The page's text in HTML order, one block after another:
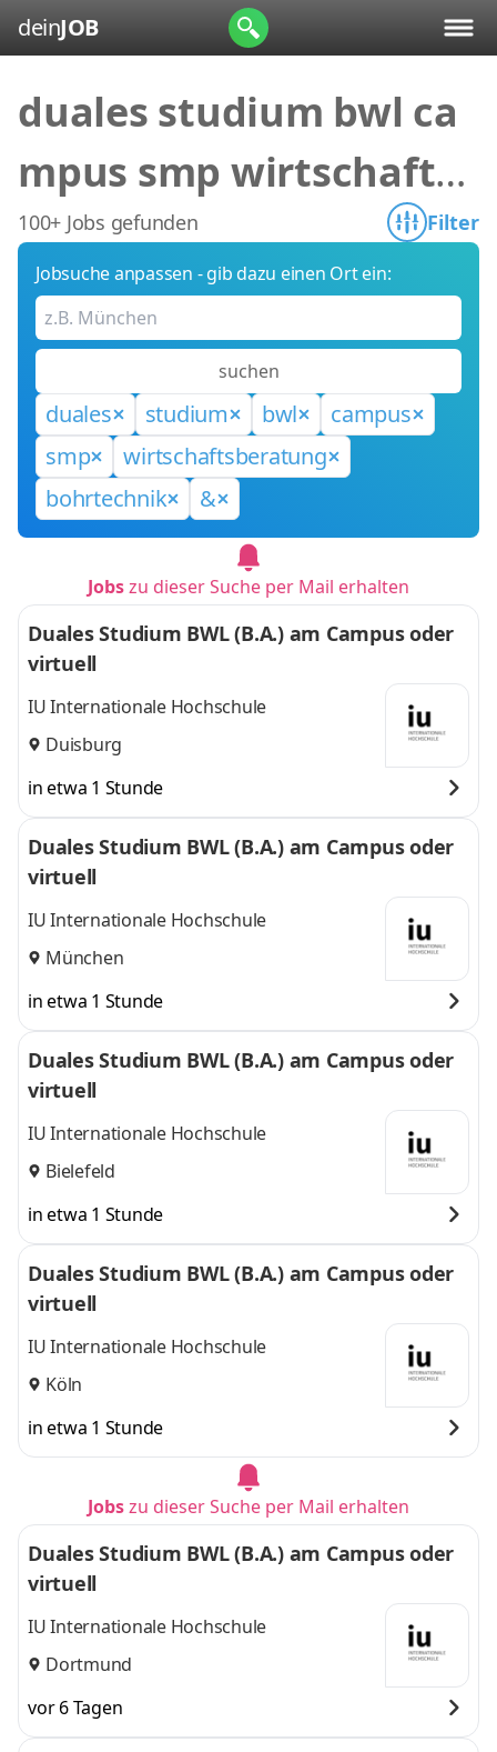
deinJOB
duales studium bwl ca
mpus smp wirtschafts
beratung bohrtechnik
&
100+ Jobs gefunden Filter
Jobsuche anpassen - gib dazu einen Ort ein:
suchen
duales studium bwl
campus
smp
wirtschaftsberatung
bohrtechnik
&
Jobszu dieser Suche per Mail erhalten
Duales Studium BWL (B.A.) am Campus oder
virtuell
IU Internationale Hochschule
Duisburg
in etwa 1 Stunde
Duales Studium BWL (B.A.) am Campus oder
virtuell
IU Internationale Hochschule
München
in etwa 1 Stunde
Duales Studium BWL (B.A.) am Campus oder
virtuell
IU Internationale Hochschule
Bielefeld
in etwa 1 Stunde
Duales Studium BWL (B.A.) am Campus oder
virtuell
IU Internationale Hochschule
Köln
in etwa 1 Stunde
Jobszu dieser Suche per Mail erhalten
Duales Studium BWL (B.A.) am Campus oder
virtuell
IU Internationale Hochschule
Dortmund
vor 6 Tagen